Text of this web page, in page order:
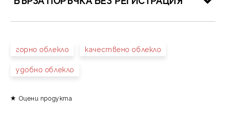
горно облекло качествено облекло
удобно облекло
Оцени продукта